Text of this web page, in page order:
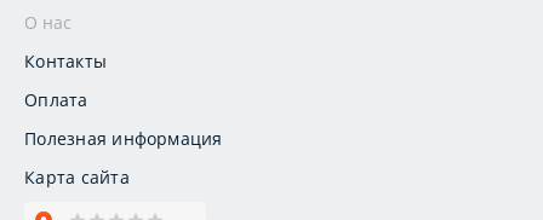
О нас
Контакты
Оплата
Полезная информация
Карта сайта